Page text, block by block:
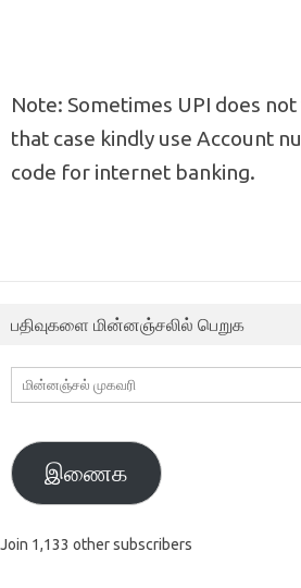
Note: Sometimes UPI does
that case kindly use Account
code for internet banking.
பதிவுகளை மின்னஞ்சலில் பெறுக
மின்னஞ்சல்
முகவரி
இணைக
Join 1,133 other subscribers